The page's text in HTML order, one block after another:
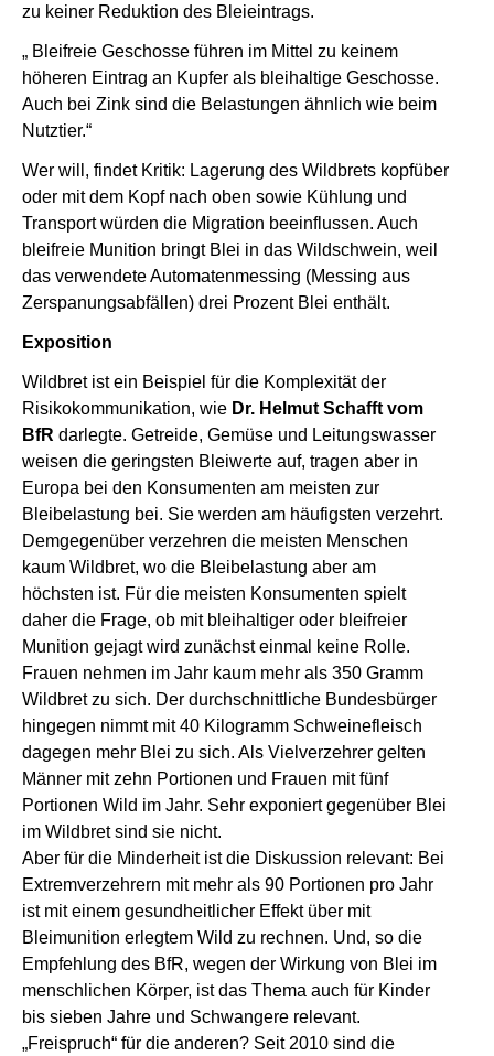
zu keiner Reduktion des Bleieintrags.
„ Bleifreie Geschosse führen im Mittel zu keinem
höheren Eintrag an Kupfer als bleihaltige Geschosse.
Auch bei Zink sind die Belastungen ähnlich wie beim
Nutztier.“
Wer will, findet Kritik: Lagerung des Wildbrets kopfüber
oder mit dem Kopf nach oben sowie Kühlung und
Transport würden die Migration beeinflussen. Auch
bleifreie Munition bringt Blei in das Wildschwein, weil
das verwendete Automatenmessing (Messing aus
Zerspanungsabfällen) drei Prozent Blei enthält.
Exposition
Wildbret ist ein Beispiel für die Komplexität der
Risikokommunikation, wie Dr. Helmut Schafft vom
BfR darlegte. Getreide, Gemüse und Leitungswasser
weisen die geringsten Bleiwerte auf, tragen aber in
Europa bei den Konsumenten am meisten zur
Bleibelastung bei. Sie werden am häufigsten verzehrt.
Demgegenüber verzehren die meisten Menschen
kaum Wildbret, wo die Bleibelastung aber am
höchsten ist. Für die meisten Konsumenten spielt
daher die Frage, ob mit bleihaltiger oder bleifreier
Munition gejagt wird zunächst einmal keine Rolle.
Frauen nehmen im Jahr kaum mehr als 350 Gramm
Wildbret zu sich. Der durchschnittliche Bundesbürger
hingegen nimmt mit 40 Kilogramm Schweinefleisch
dagegen mehr Blei zu sich. Als Vielverzehrer gelten
Männer mit zehn Portionen und Frauen mit fünf
Portionen Wild im Jahr. Sehr exponiert gegenüber Blei
im Wildbret sind sie nicht.
Aber für die Minderheit ist die Diskussion relevant: Bei
Extremverzehrern mit mehr als 90 Portionen pro Jahr
ist mit einem gesundheitlicher Effekt über mit
Bleimunition erlegtem Wild zu rechnen. Und, so die
Empfehlung des BfR, wegen der Wirkung von Blei im
menschlichen Körper, ist das Thema auch für Kinder
bis sieben Jahre und Schwangere relevant.
„Freispruch“ für die anderen? Seit 2010 sind die